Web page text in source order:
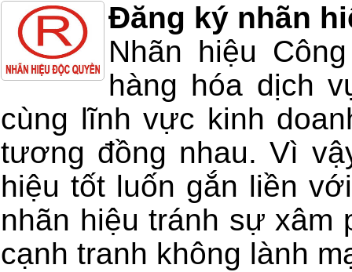
Đăng ký nhãn
Nhãn hiệu
hàng hóa dịch
cùng lĩnh vực kinh
tương đồng nhau. Vì
hiệu tốt luốn gắn liền
nhãn hiệu tránh sự xâm
cạnh tranh không lành